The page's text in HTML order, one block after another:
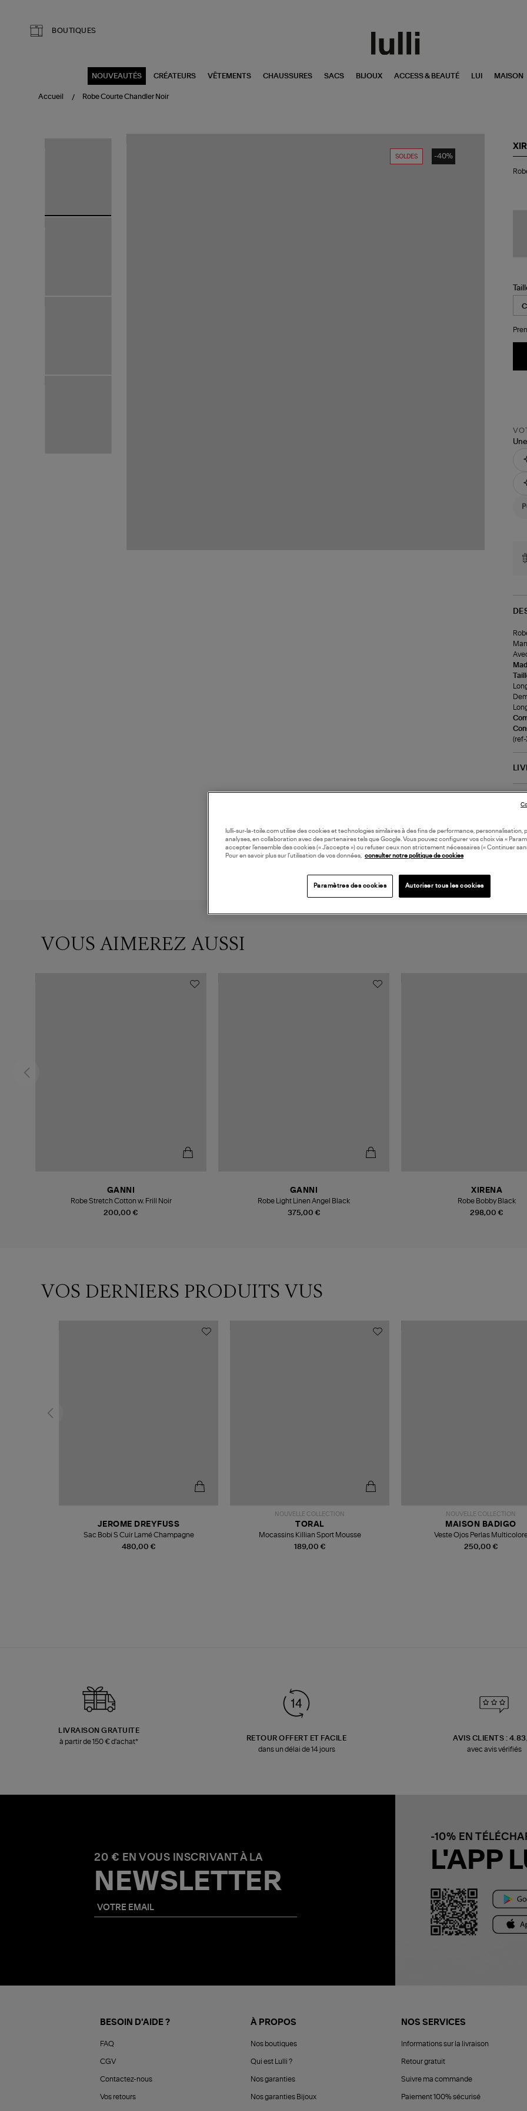
BOUTIQUES
NOUVEAUTÉS CRÉATEURS VÊTEMENTS CHAUSSURES SACS BIJOUX ACCESS & BEAUTÉ LUI MAISON
Accueil Robe Courte Chandler Noir
SOLDES -40%
VOUS AIMEREZ AUSSI
200,00 €
GANNI
Robe Stretch Cotton w. Frill Noir
375,00 €
GANNI
Robe Light Linen Angel Black
298,00 €
XIRENA
Robe Bobby Black
VOS DERNIERS PRODUITS VUS
480,00 €
JEROME DREYFUSS
Sac Bobi S Cuir Lamé Champagne
NOUVELLE COLLECTION
189,00 €
TORAL
Mocassins Killian Sport Mousse
NOUVELLE COLLECTION
250,00 €
MAISON BADIGO
Veste Ojos Perlas
LIVRAISON GRATUITE
à partir de 150 € d'achat*
RETOUR OFFERT ET FACILE
dans un délai de 14 jours
AVIS CLIENTS :
avec avis vérifiés
20 € EN VOUS INSCRIVANT À LA
NEWSLETTER
-10% EN
L'APP
BESOIN D'AIDE ?
FAQ
CGV
Contactez-nous
Vos retours
À PROPOS
Nos boutiques
Qui est Lulli ?
Nos garanties
Nos garanties Bijoux
NOS SERVICES
Informations sur la livraison
Retour gratuit
Suivre ma commande
Paiement 100% sécurisé
lulli-sur-la-toile.com utilise des cookies et technologies similaires à des fins de performance, personnalisation,
analyses, en collaboration avec des partenaires tels que Google. Vous pouvez configurer vos choix via «
accepter l’ensemble des cookies (« J’accepte ») ou refuser ceux non strictement nécessaires (« Continuer
Pour en savoir plus sur l’utilisation de vos données, consulter notre politique de cookies
Paramètres des cookies Autoriser tous les cookies